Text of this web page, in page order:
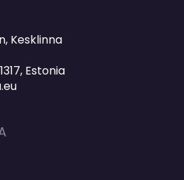
Kesklinna
Estonia